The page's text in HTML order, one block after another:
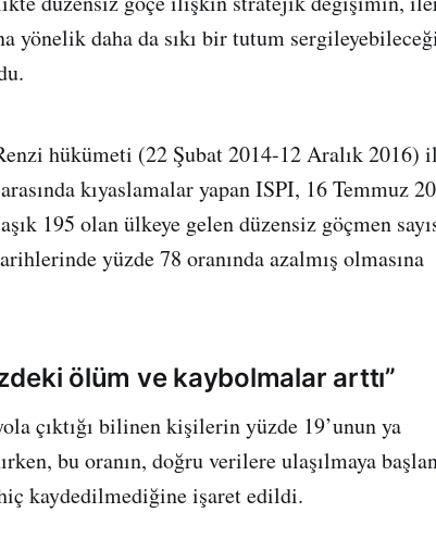
yönelik daha da sıkı bir tutum
hükümeti (22 Şubat 2014-12 Aralık 2016)
kıyaslamalar yapan ISPI, 16 Temmuz
195 olan ülkeye gelen düzensiz göçmen
yüzde 78 oranında azalmış olmasına
ölüm ve kaybolmalar arttı”
çıktığı bilinen kişilerin yüzde 19’unun ya
bu oranın, doğru verilere ulaşılmaya
kaydedilmediğine işaret edildi.